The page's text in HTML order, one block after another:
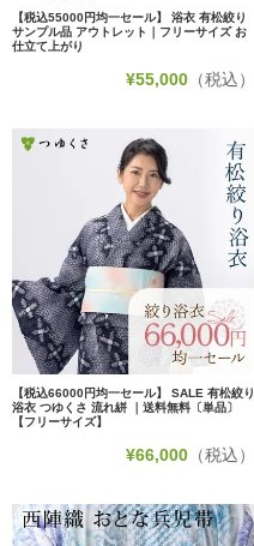
【税込55000円均一セール】 浴衣 有松絞り
サンプル品 アウトレット｜フリーサイズ お
仕立て上がり
¥55,000 （税込）
【税込66000円均一セール】 SALE 有松絞り
浴衣 つゆくさ 流れ絣 ｜送料無料〔単品〕
【フリーサイズ】
¥66,000 （税込）